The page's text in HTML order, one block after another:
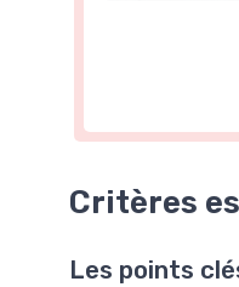
Critères
Les points